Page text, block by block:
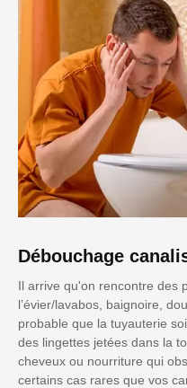
Débouchage
Il arrive qu'on rencontre des
l’évier/lavabos, baignoire,
probable que la tuyauterie
des lingettes jetées dans la
cheveux ou nourriture qui
certains cas rares que vos